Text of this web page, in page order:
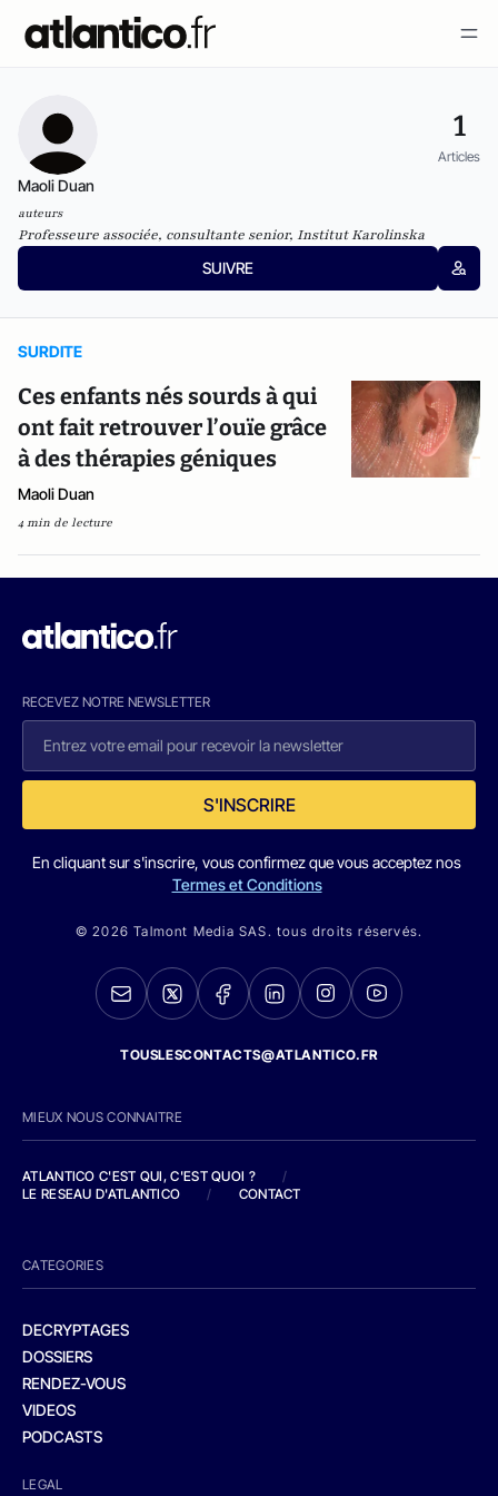
1
Articles
Maoli Duan
auteurs
Professeure associée, consultante senior, Institut Karolinska
SUIVRE
SURDITE
Ces enfants nés sourds à qui
ont fait retrouver l’ouïe grâce
à des thérapies géniques
Maoli Duan
4 min de lecture
RECEVEZ NOTRE NEWSLETTER
S'INSCRIRE
En cliquant sur s'inscrire, vous confirmez que vous acceptez nos
Termes et Conditions
© 2026 Talmont Media SAS. tous droits réservés.
TOUSLESCONTACTS@ATLANTICO.FR
MIEUX NOUS CONNAITRE
ATLANTICO C'EST QUI, C'EST QUOI ?
/
LE RESEAU D'ATLANTICO
/ CONTACT
CATEGORIES
DECRYPTAGES
DOSSIERS
RENDEZ-VOUS
VIDEOS
PODCASTS
LEGAL